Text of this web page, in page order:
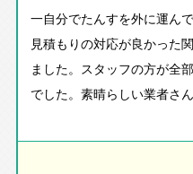
一自分でたんすを外に運ん
見積もりの対応が良かった
ました。スタッフの方が全
でした。素晴らしい業者さ